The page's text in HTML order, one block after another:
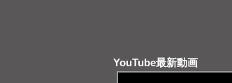
YouTube最新動画